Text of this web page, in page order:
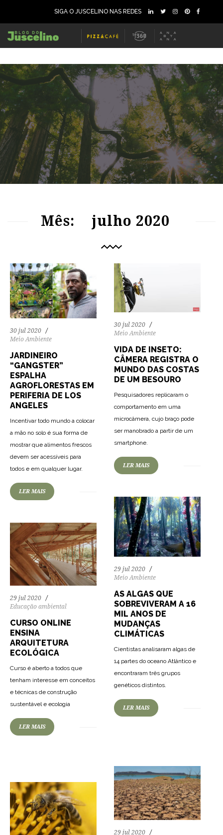
SIGA O JUSCELINO NAS REDES
Mês: julho 2020
30 jul 2020
Meio Ambiente
JARDINEIRO
“GANGSTER”
ESPALHA
AGROFLORESTAS EM
PERIFERIA DE LOS
ANGELES
Incentivar todo mundo a colocar
a mão no solo é sua forma de
mostrar que alimentos frescos
devem ser acessíveis para
todos e em qualquer lugar.
LER MAIS
30 jul 2020
Meio Ambiente
VIDA DE INSETO:
CÂMERA REGISTRA O
MUNDO DAS COSTAS
DE UM BESOURO
Pesquisadores replicaram o
comportamento em uma
microcâmera, cujo braço pode
ser manobrado a partir de um
smartphone.
LER MAIS
29 jul 2020
Meio Ambiente
AS ALGAS QUE
SOBREVIVERAM A 16
MIL ANOS DE
MUDANÇAS
CLIMÁTICAS
Cientistas analisaram algas de
14 partes do oceano Atlântico e
encontraram três grupos
genéticos distintos.
LER MAIS
29 jul 2020
Educação ambiental
CURSO ONLINE
ENSINA
ARQUITETURA
ECOLÓGICA
Curso é aberto a todos que
tenham interesse em conceitos
e técnicas de construção
sustentável e ecologia
LER MAIS
29 jul 2020
76 1624
1767